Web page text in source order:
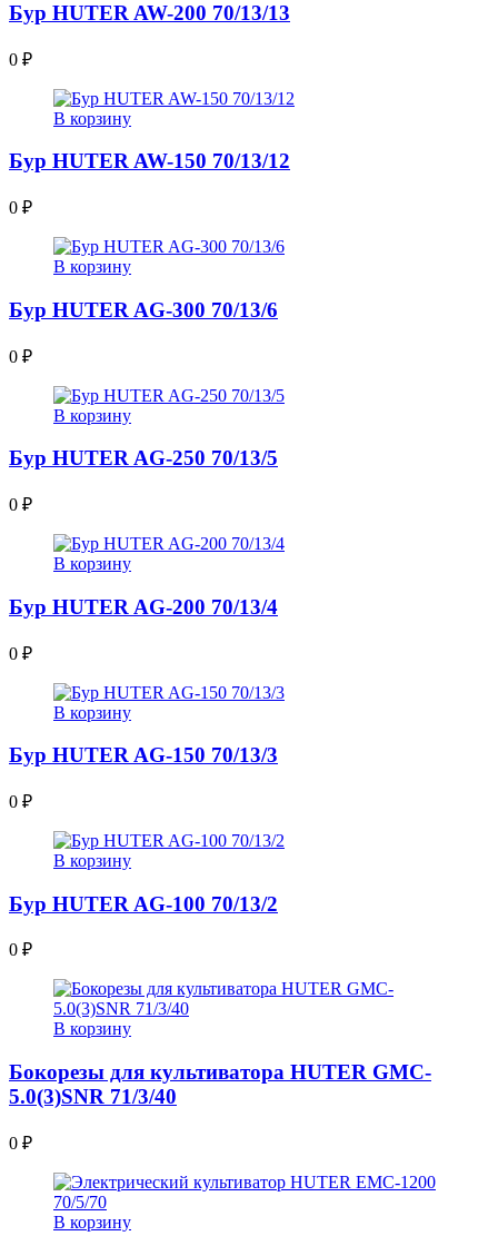
Бур HUTER AW-200 70/13/13
0 ₽
В корзину
Бур HUTER AW-150 70/13/12
0 ₽
В корзину
Бур HUTER AG-300 70/13/6
0 ₽
В корзину
Бур HUTER AG-250 70/13/5
0 ₽
В корзину
Бур HUTER AG-200 70/13/4
0 ₽
В корзину
Бур HUTER AG-150 70/13/3
0 ₽
В корзину
Бур HUTER AG-100 70/13/2
0 ₽
В корзину
Бокорезы для культиватора HUTER GMC-
5.0(3)SNR 71/3/40
0 ₽
В корзину